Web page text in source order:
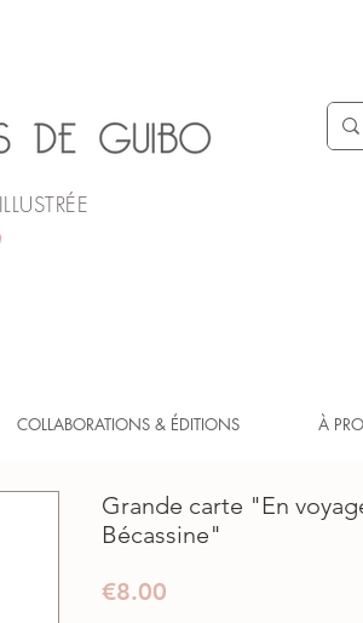
COLLABORATIONS & ÉDITIONS À
Grande carte "En
Bécassine"
€8.00